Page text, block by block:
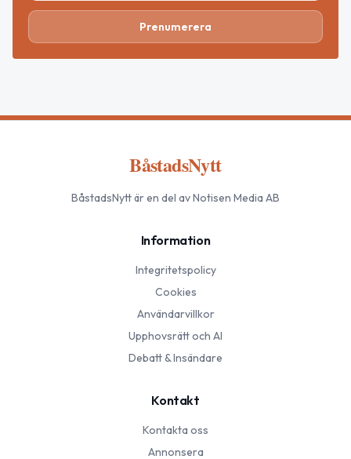
Prenumerera
BåstadsNytt
BåstadsNyttär en del av Notisen Media AB
Information
Integritetspolicy
Cookies
Användarvillkor
Upphovsrätt och AI
Debatt & Insändare
Kontakt
Kontakta oss
Annonsera